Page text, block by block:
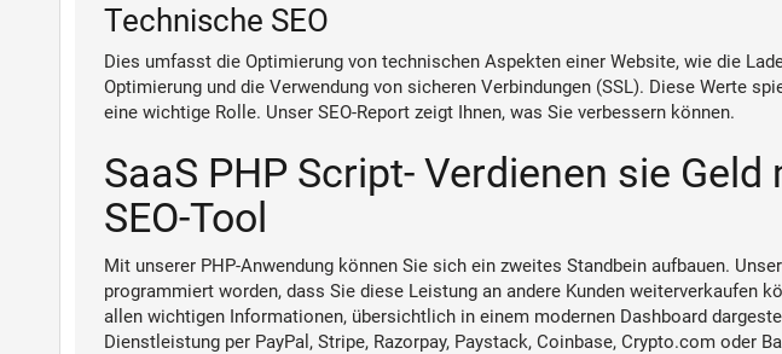
Technische SEO
Dies umfasst die Optimierung von technischen Aspekten einer Website, wie die
Optimierung und die Verwendung von sicheren Verbindungen (SSL). Diese Werte
eine wichtige Rolle. Unser SEO-Report zeigt Ihnen, was Sie verbessern können.
SaaS PHP Script- Verdienen sie
SEO-Tool
Mit unserer PHP-Anwendung können Sie sich ein zweites Standbein aufbauen.
programmiert worden, dass Sie diese Leistung an andere Kunden weiterverkaufen
allen wichtigen Informationen, übersichtlich in einem modernen Dashboard
Dienstleistung per PayPal, Stripe, Razorpay, Paystack, Coinbase, Crypto.com oder